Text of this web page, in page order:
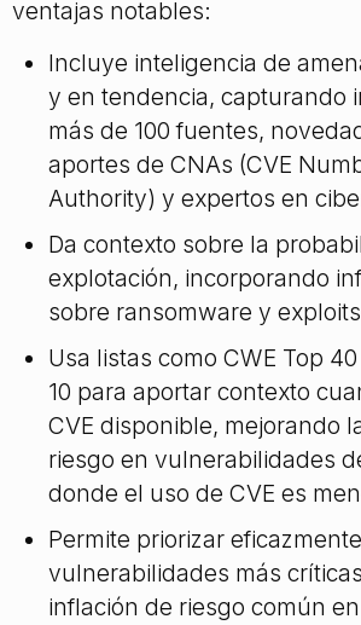
ventajas notables:
Incluye inteligencia de
y en tendencia, capturando
más de 100 fuentes,
aportes de CNAs (CVE
Authority) y expertos en
Da contexto sobre la
explotación, incorporando
sobre ransomware y
Usa listas como CWE Top
10 para aportar contexto
CVE disponible, mejorando
riesgo en vulnerabilidades
donde el uso de CVE es
Permite priorizar
vulnerabilidades más
inflación de riesgo común